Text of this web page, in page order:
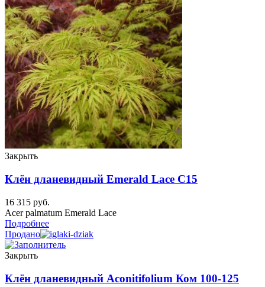
Закрыть
Клён дланевидный Emerald Lace C15
16 315 руб.
Acer palmatum Emerald Lace
Подробнее
Продано
Закрыть
Клён дланевидный Aconitifolium Ком 100-125